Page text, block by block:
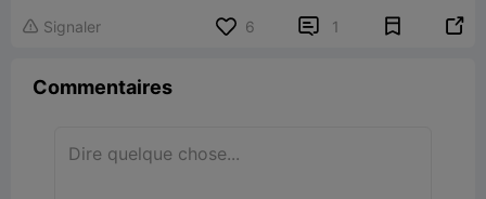
 Signaler 6  1 
Commentaires